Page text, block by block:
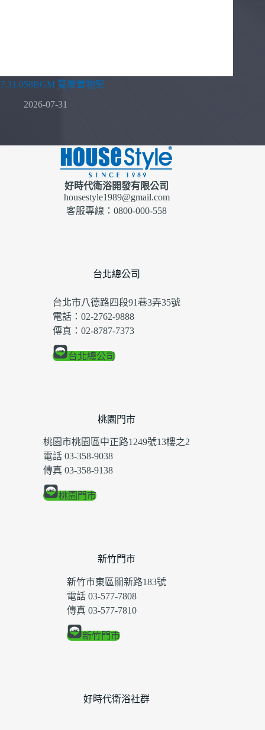
7.31.058BGM 雙層置物架
2026-07-31
好時代衛浴開發有限公司
housestyle1989@gmail.com
客服專線：0800-000-558
台北總公司
台北市八德路四段91巷3弄35號
電話：02-2762-9888
傳真：02-8787-7373
台北總公司
桃園門市
桃園市桃園區中正路1249號13樓之2
電話 03-358-9038
傳真 03-358-9138
桃園門市
新竹門市
新竹市東區關新路183號
電話 03-577-7808
傳真 03-577-7810
新竹門市
好時代衛浴社群